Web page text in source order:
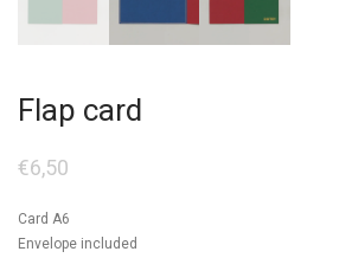
Flap card
€6,50
Card A6
Envelope included